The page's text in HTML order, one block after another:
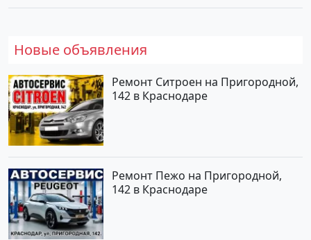
Новые объявления
Ремонт Ситроен на Пригородной,
142 в Краснодаре
Ремонт Пежо на Пригородной,
142 в Краснодаре